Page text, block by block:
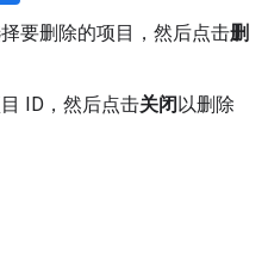
要删除的项目，然后点击删
ID，然后点击关闭以删除